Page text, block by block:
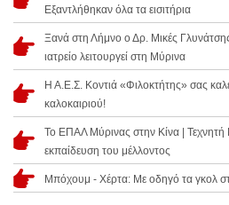
Εξαντλήθηκαν όλα τα εισιτήρια
Ξανά στη Λήμνο ο Δρ. Μικές
ιατρείο λειτουργεί στη Μύρινα
Η Α.Ε.Σ. Κοντιά «Φιλοκτήτης» σας
καλοκαιριού!
Το ΕΠΑΛ Μύρινας στην Κίνα |
εκπαίδευση του μέλλοντος
Μπόχουμ - Χέρτα: Με οδηγό τα γκολ